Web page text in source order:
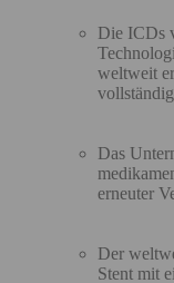
Die ICDs
weltweit
Das
erneuter
Der
Stent mit